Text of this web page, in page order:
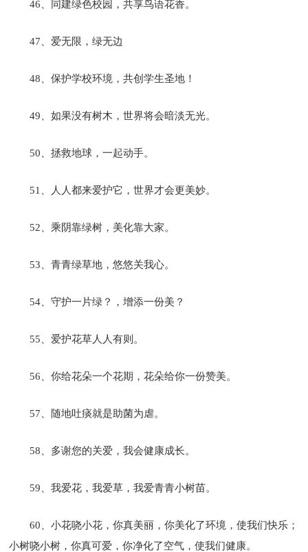
46、同建绿色校园，共享鸟语花香。
47、爱无限，绿无边
48、保护学校环境，共创学生圣地！
49、如果没有树木，世界将会暗淡无光。
50、拯救地球，一起动手。
51、人人都来爱护它，世界才会更美妙。
52、乘阴靠绿树，美化靠大家。
53、青青绿草地，悠悠关我心。
54、守护一片绿？，增添一份美？
55、爱护花草人人有则。
56、你给花朵一个花期，花朵给你一份赞美。
57、随地吐痰就是助菌为虐。
58、多谢您的关爱，我会健康成长。
59、我爱花，我爱草，我爱青青小树苗。
60、小花哓小花，你真美丽，你美化了环境，使我们快乐；
小树哓小树，你真可爱，你净化了空气，使我们健康。